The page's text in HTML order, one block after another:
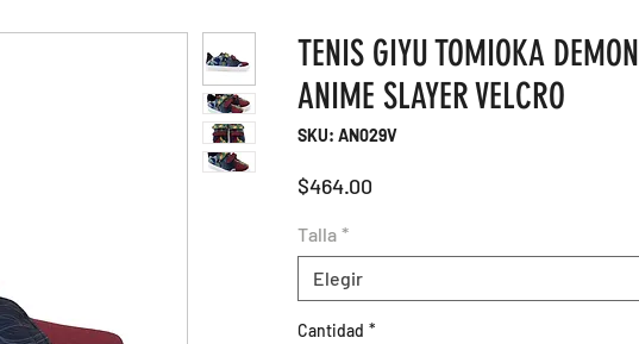
TENIS GIYU TOMIOKA DEMON
ANIME SLAYER VELCRO
SKU: AN029V
$464.00
Talla *
Elegir
Cantidad *